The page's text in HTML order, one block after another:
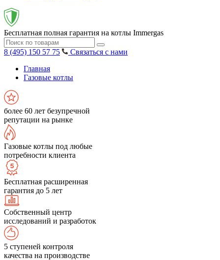
Бесплатная полная гарантия на котлы Immergas
8 (495) 150 57 75
Связаться с нами
Главная
Газовые котлы
более 60 лет безупречной
репутации на рынке
Газовые котлы под любые
потребности клиента
Бесплатная расширенная
гарантия до 5 лет
Собственный центр
исследований и разработок
5 ступеней контроля
качества на производстве